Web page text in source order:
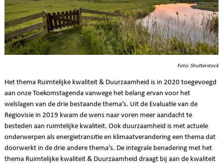
Foto: Shutterstock
Het thema Ruimtelijke kwaliteit & Duurzaamheid is in 2020 toegevoegd
aan onze Toekomstagenda vanwege het belang ervan voor het
welslagen van de drie bestaande thema’s. Uit de Evaluatie van de
Regiovisie in 2019 kwam de wens naar voren meer aandacht te
besteden aan ruimtelijke kwaliteit. Ook duurzaamheid is met actuele
onderwerpen als energietransitie en klimaatverandering een thema dat
doorwerkt in de drie andere thema’s. De integrale benadering met het
thema Ruimtelijke kwaliteit & Duurzaamheid draagt bij aan de kwaliteit